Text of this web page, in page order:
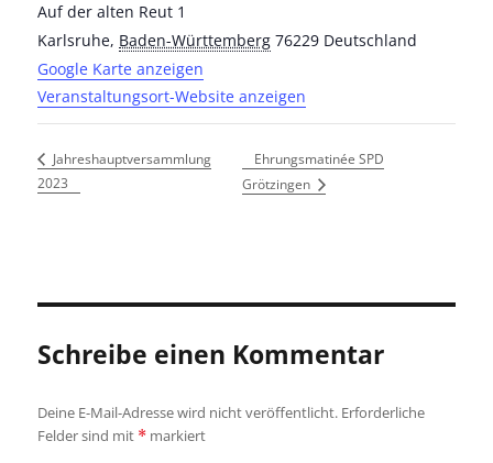
Auf der alten Reut 1
Karlsruhe, Baden-Württemberg 76229 Deutschland
Google Karte anzeigen
Veranstaltungsort-Website anzeigen
Jahreshauptversammlung
2023
Ehrungsmatinée SPD
Grötzingen
Schreibe einen Kommentar
Deine E-Mail-Adresse wird nicht veröffentlicht. Erforderliche
Felder sind mit * markiert